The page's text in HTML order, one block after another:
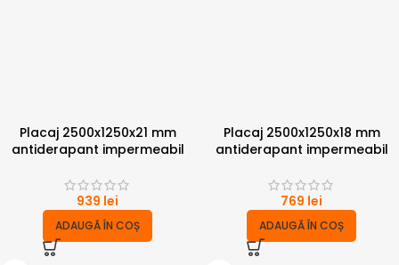
Placaj 2500x1250x21 mm
antiderapant impermeabil
939 lei
ADAUGĂ ÎN COȘ
Placaj 2500x1250x18 mm
antiderapant impermeabil
769 lei
ADAUGĂ ÎN COȘ